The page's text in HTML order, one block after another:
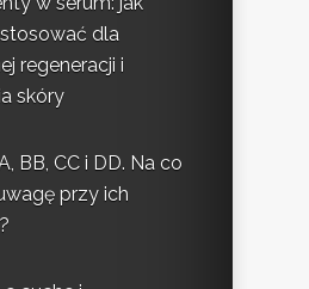
dla
regeneracji i
skóry
BB, CC i DD. Na co
przy ich